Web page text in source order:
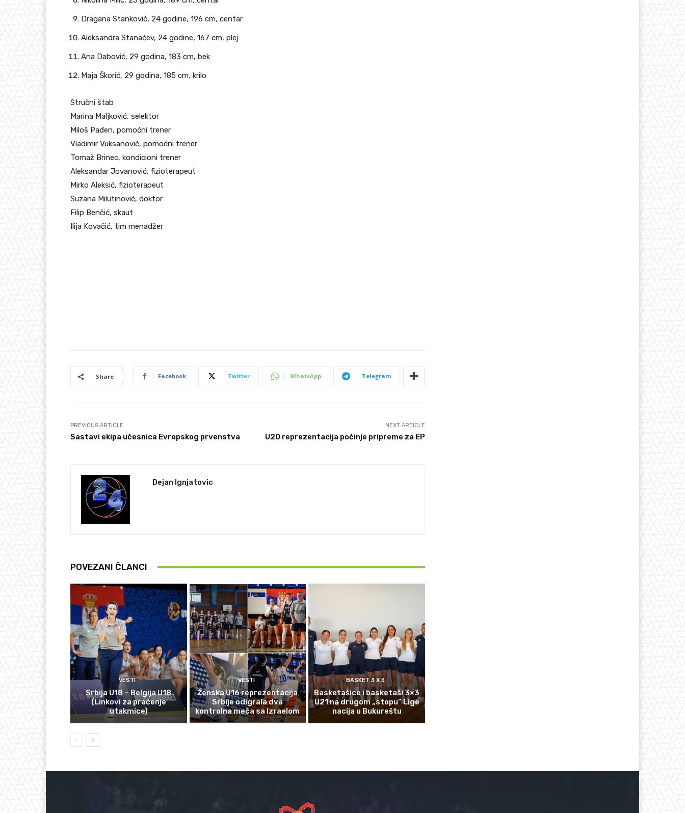
Dragana Stanković, 24 godine, 196 cm, centar
Aleksandra Stanaćev, 24 godine, 167 cm, plej
Ana Dabović, 29 godina, 183 cm, bek
Maja Škorić, 29 godina, 185 cm, krilo
Stručni štab
Marina Maljković, selektor
Miloš Pađen, pomoćni trener
Vladimir Vuksanović, pomoćni trener
Tomaž Brinec, kondicioni trener
Aleksandar Jovanović, fizioterapeut
Mirko Aleksić, fizioterapeut
Suzana Milutinović, doktor
Filip Benčić, skaut
Ilija Kovačić, tim menadžer
Share Facebook Twitter WhatsApp Telegram
PREVIOUS ARTICLE
Sastavi ekipa učesnica Evropskog prvenstva
NEXT ARTICLE
U20 reprezentacija počinje pripreme za EP
Dejan Ignjatovic
POVEZANI ČLANCI
VESTI
Srbija U18 – Belgija U18
(Linkovi za praćenje
utakmice)
VESTI
Ženska U16 reprezentacija
Srbije odigrala dva
kontrolna meča sa Izraelom
BASKET 3 X 3
Basketašice i basketaši 3×3
U21 na drugom „stopu“ Lige
nacija u Bukureštu